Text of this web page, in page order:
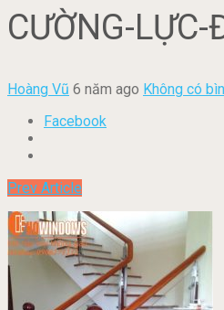
CƯỜNG-LỰC-
Hoàng Vũ 6 năm ago Không có
Facebook
Prev Article